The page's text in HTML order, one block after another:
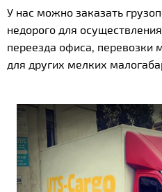
У нас можно заказать
недорого для
переезда офиса, перевозки
для других мелких